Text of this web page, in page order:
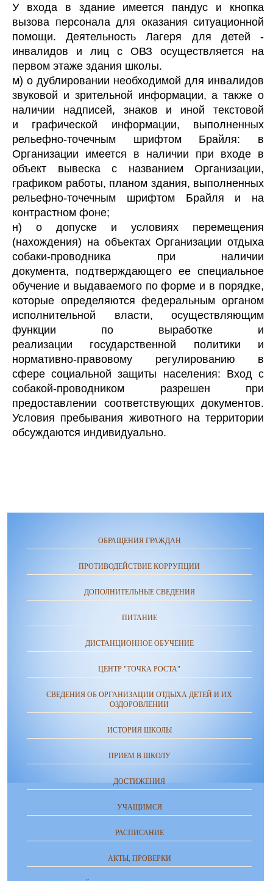
У входа в здание имеется пандус и кнопка
вызова персонала для оказания ситуационной
помощи. Деятельность Лагеря для детей -
инвалидов и лиц с ОВЗ осуществляется на
первом этаже здания школы.
м) о дублировании необходимой для инвалидов
звуковой и зрительной информации, а также о
наличии надписей, знаков и иной текстовой
и графической информации, выполненных
рельефно-точечным шрифтом Брайля: в
Организации имеется в наличии при входе в
объект вывеска с названием Организации,
графиком работы, планом здания, выполненных
рельефно-точечным шрифтом Брайля и на
контрастном фоне;
н) о допуске и условиях перемещения
(нахождения) на объектах Организации отдыха
собаки-проводника при наличии
документа, подтверждающего ее специальное
обучение и выдаваемого по форме и в порядке,
которые определяются федеральным органом
исполнительной власти, осуществляющим
функции по выработке и
реализации государственной политики и
нормативно-правовому регулированию в
сфере социальной защиты населения: Вход с
собакой-проводником разрешен при
предоставлении соответствующих документов.
Условия пребывания животного на территории
обсуждаются индивидуально.
ОБРАЩЕНИЯ ГРАЖДАН
ПРОТИВОДЕЙСТВИЕ КОРРУПЦИИ
ДОПОЛНИТЕЛЬНЫЕ СВЕДЕНИЯ
ПИТАНИЕ
ДИСТАНЦИОННОЕ ОБУЧЕНИЕ
ЦЕНТР "ТОЧКА РОСТА"
СВЕДЕНИЯ ОБ ОРГАНИЗАЦИИ ОТДЫХА ДЕТЕЙ И ИХ
ОЗДОРОВЛЕНИИ
ИСТОРИЯ ШКОЛЫ
ПРИЕМ В ШКОЛУ
ДОСТИЖЕНИЯ
УЧАЩИМСЯ
РАСПИСАНИЕ
АКТЫ, ПРОВЕРКИ